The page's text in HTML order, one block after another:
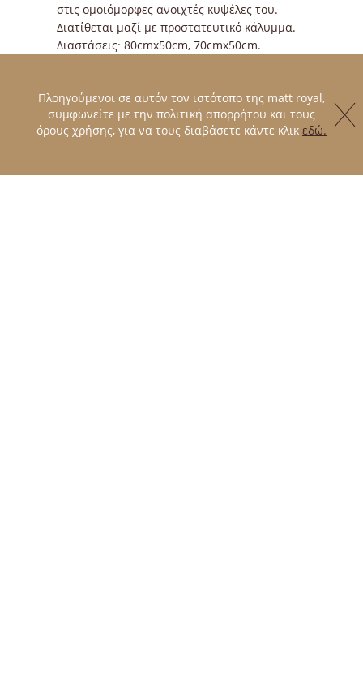
στις ομοιόμορφες ανοιχτές κυψέλες του.
Διατίθεται μαζί με προστατευτικό κάλυμμα.
Διαστάσεις: 80cmx50cm, 70cmx50cm.
Το κάλυμμα αφαιρείται και πλένεται στους
30 ºC.
Πλοηγούμενοι σε αυτόν τον ιστότοπο της matt royal,
συμφωνείτε με την πολιτική απορρήτου και τους
όρους χρήσης, για να τους διαβάσετε κάντε κλικ εδώ.